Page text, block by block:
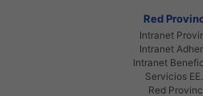
Red
Intranet
Intranet
Intranet
Servicios
Red